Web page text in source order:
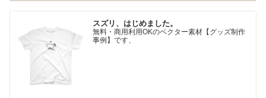
スズリ、はじめました。
無料・商用利用OKのベクター素材【グッズ制作
事例】です、